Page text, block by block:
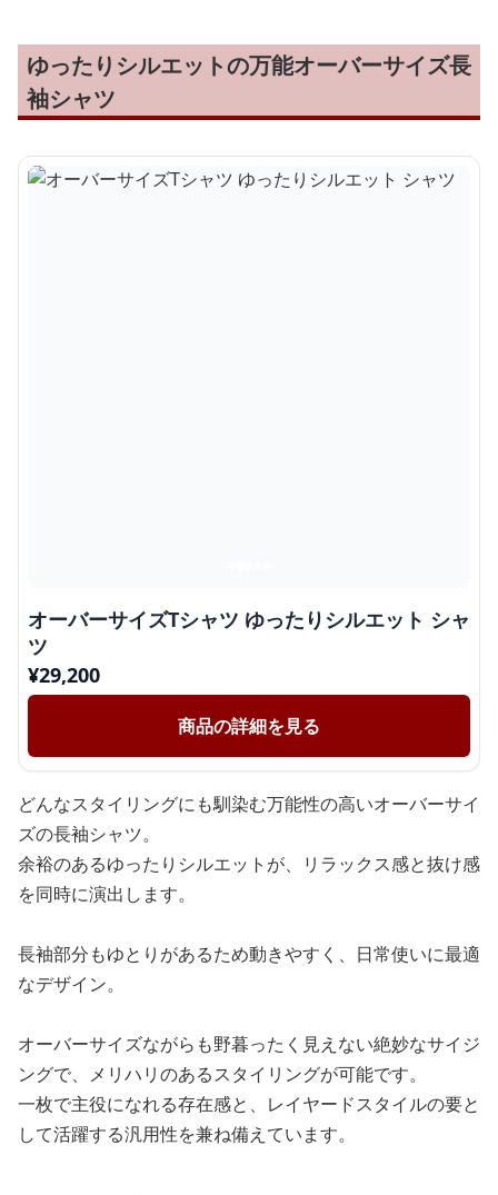
ゆったりシルエットの万能オーバーサイズ長
袖シャツ
オーバーサイズTシャツ ゆったりシルエット シャ
ツ
¥29,200
商品の詳細を見る
どんなスタイリングにも馴染む万能性の高いオーバーサイ
ズの長袖シャツ。
余裕のあるゆったりシルエットが、リラックス感と抜け感
を同時に演出します。
長袖部分もゆとりがあるため動きやすく、日常使いに最適
なデザイン。
オーバーサイズながらも野暮ったく見えない絶妙なサイジ
ングで、メリハリのあるスタイリングが可能です。
一枚で主役になれる存在感と、レイヤードスタイルの要と
して活躍する汎用性を兼ね備えています。